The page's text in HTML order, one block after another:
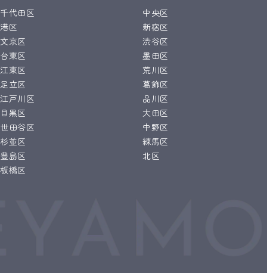
千代田区
中央区
港区
新宿区
文京区
渋谷区
台東区
墨田区
江東区
荒川区
足立区
葛飾区
江戸川区
品川区
目黒区
大田区
世田谷区
中野区
杉並区
練馬区
豊島区
北区
板橋区